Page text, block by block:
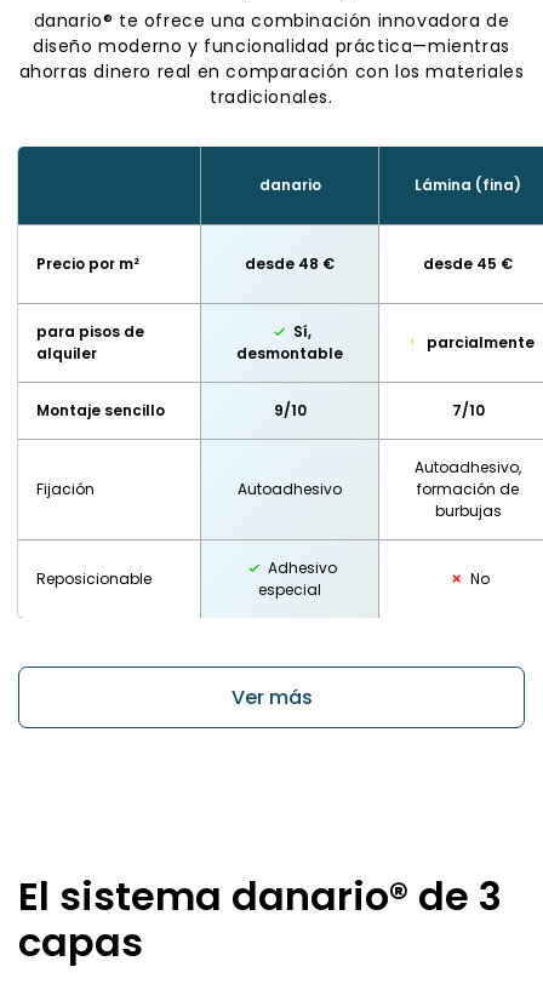
danario® te ofrece una combinación innovadora de
diseño moderno y funcionalidad práctica—mientras
ahorras dinero real en comparación con los materiales
tradicionales.
danario Lámina (fina)
Precio por m² desde 48 € desde 45 €
para pisos de
alquiler
Sí,
desmontable
parcialmente
Montaje sencillo 9/10 7/10
Fijación Autoadhesivo
Autoadhesivo,
formación de
burbujas
Reposicionable
Adhesivo
especial
No
Ver más
El sistema danario® de 3
capas